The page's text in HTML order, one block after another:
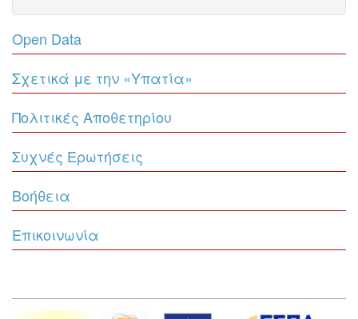
Open Data
Σχετικά με την «Υπατία»
Πολιτικές Αποθετηρίου
Συχνές Ερωτήσεις
Βοήθεια
Επικοινωνία